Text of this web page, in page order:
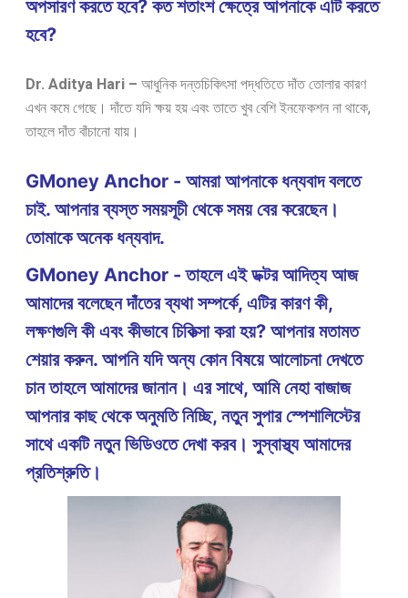
অপসারণ করতে হবে? কত শতাংশ ক্ষেত্রে আপনাকে এটি করতে
হবে?
Dr. Aditya Hari – আধুনিক দন্তচিকিৎসা পদ্ধতিতে দাঁত তোলার কারণ
এখন কমে গেছে। দাঁতে যদি ক্ষয় হয় এবং তাতে খুব বেশি ইনফেকশন না থাকে,
তাহলে দাঁত বাঁচানো যায়।
GMoney Anchor - আমরা আপনাকে ধন্যবাদ বলতে
চাই. আপনার ব্যস্ত সময়সূচী থেকে সময় বের করেছেন।
তোমাকে অনেক ধন্যবাদ.
GMoney Anchor - তাহলে এই ডক্টর আদিত্য আজ
আমাদের বলেছেন দাঁতের ব্যথা সম্পর্কে, এটির কারণ কী,
লক্ষণগুলি কী এবং কীভাবে চিকিত্সা করা হয়? আপনার মতামত
শেয়ার করুন. আপনি যদি অন্য কোন বিষয়ে আলোচনা দেখতে
চান তাহলে আমাদের জানান। এর সাথে, আমি নেহা বাজাজ
আপনার কাছ থেকে অনুমতি নিচ্ছি, নতুন সুপার স্পেশালিস্টের
সাথে একটি নতুন ভিডিওতে দেখা করব। সুস্বাস্থ্য আমাদের
প্রতিশ্রুতি।